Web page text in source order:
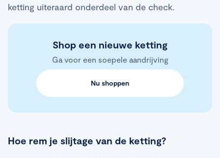
ketting uiteraard onderdeel van de check.
Shop een nieuwe ketting
Ga voor een soepele aandrijving
Nu shoppen
Hoe rem je slijtage van de ketting?